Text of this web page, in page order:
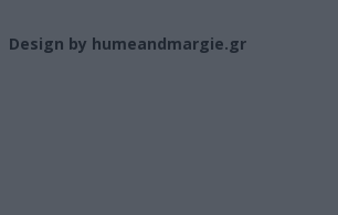
Design by humeandmargie.gr